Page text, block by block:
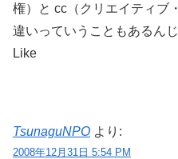
権）と cc（クリエイティブ
違いっていうこともあるんじ
Like
TsunaguNPO より:
2008年12月31日 5:54 PM